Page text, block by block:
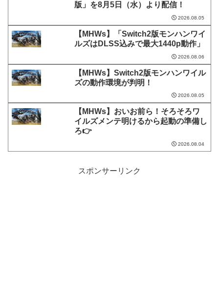
版」を8月5日（水）より配信！
2026.08.05
【MHWs】「Switch2版モンハンワイ
ルズはDLSS込みで最大1440p動作」
2026.08.06
【MHWs】Switch2版モンハンワイル
ズの動作環境が判明！
2026.08.05
【MHWs】おいお前ら！そろそろワ
イルズメンテ明けるから起動の準備し
ろ👉
2026.08.04
スポンサーリンク